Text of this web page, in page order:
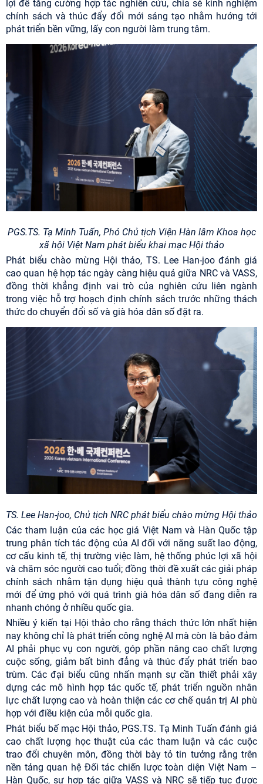
lợi để tăng cường hợp tác nghiên cứu, chia sẻ kinh nghiệm
chính sách và thúc đẩy đổi mới sáng tạo nhằm hướng tới
phát triển bền vững, lấy con người làm trung tâm.
PGS.TS. Tạ Minh Tuấn, Phó Chủ tịch Viện Hàn lâm Khoa học
xã hội Việt Nam phát biểu khai mạc Hội thảo
Phát biểu chào mừng Hội thảo, TS. Lee Han-joo đánh giá
cao quan hệ hợp tác ngày càng hiệu quả giữa NRC và VASS,
đồng thời khẳng định vai trò của nghiên cứu liên ngành
trong việc hỗ trợ hoạch định chính sách trước những thách
thức do chuyển đổi số và già hóa dân số đặt ra.
TS. Lee Han-joo, Chủ tịch NRC phát biểu chào mừng Hội thảo
Các tham luận của các học giả Việt Nam và Hàn Quốc tập
trung phân tích tác động của AI đối với năng suất lao động,
cơ cấu kinh tế, thị trường việc làm, hệ thống phúc lợi xã hội
và chăm sóc người cao tuổi; đồng thời đề xuất các giải pháp
chính sách nhằm tận dụng hiệu quả thành tựu công nghệ
mới để ứng phó với quá trình già hóa dân số đang diễn ra
nhanh chóng ở nhiều quốc gia.
Nhiều ý kiến tại Hội thảo cho rằng thách thức lớn nhất hiện
nay không chỉ là phát triển công nghệ AI mà còn là bảo đảm
AI phải phục vụ con người, góp phần nâng cao chất lượng
cuộc sống, giảm bất bình đẳng và thúc đẩy phát triển bao
trùm. Các đại biểu cũng nhấn mạnh sự cần thiết phải xây
dựng các mô hình hợp tác quốc tế, phát triển nguồn nhân
lực chất lượng cao và hoàn thiện các cơ chế quản trị AI phù
hợp với điều kiện của mỗi quốc gia.
Phát biểu bế mạc Hội thảo, PGS.TS. Tạ Minh Tuấn đánh giá
cao chất lượng học thuật của các tham luận và các cuộc
trao đổi chuyên môn, đồng thời bày tỏ tin tưởng rằng trên
nền tảng quan hệ Đối tác chiến lược toàn diện Việt Nam –
Hàn Quốc, sự hợp tác giữa VASS và NRC sẽ tiếp tục được